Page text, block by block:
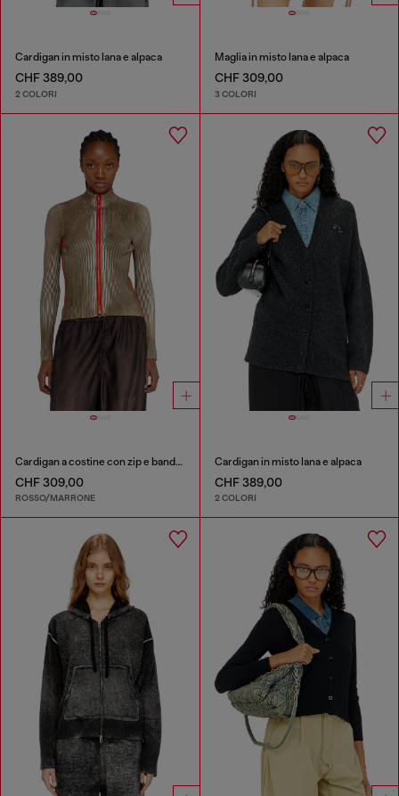
Cardigan in misto lana e alpaca
CHF 389,00
2 COLORI
Maglia in misto lana e alpaca
CHF 309,00
3 COLORI
Cardigan a costine con zip e bande a contrasto
CHF 309,00
ROSSO/MARRONE
Cardigan in misto lana e alpaca
CHF 389,00
2 COLORI